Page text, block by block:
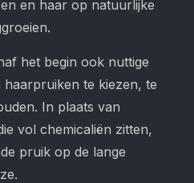
en haar op natuurlijke
het begin ook nuttige
haarpruiken te kiezen, te
In plaats van
vol chemicaliën zitten,
pruik op de lange